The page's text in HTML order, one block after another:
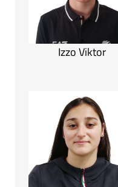
Izzo Viktor